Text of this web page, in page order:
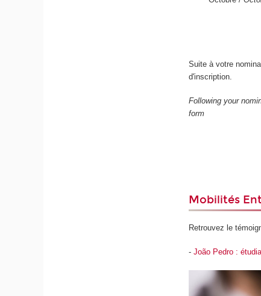
Suite à votre
d'inscription.
Following your
form
Mobilités
Retrouvez le
-João Pedro :